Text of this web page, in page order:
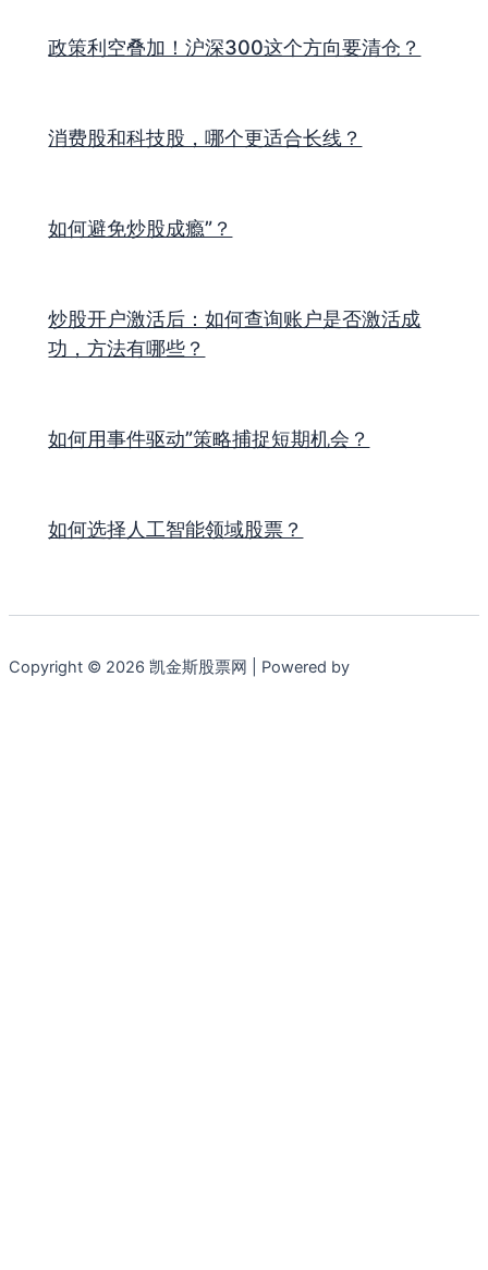
政策利空叠加！沪深300这个方向要清仓？
消费股和科技股，哪个更适合长线？
如何避免炒股成瘾”？
炒股开户激活后：如何查询账户是否激活成
功，方法有哪些？
如何用事件驱动”策略捕捉短期机会？
如何选择人工智能领域股票？
Copyright © 2026 凯金斯股票网 | Powered by